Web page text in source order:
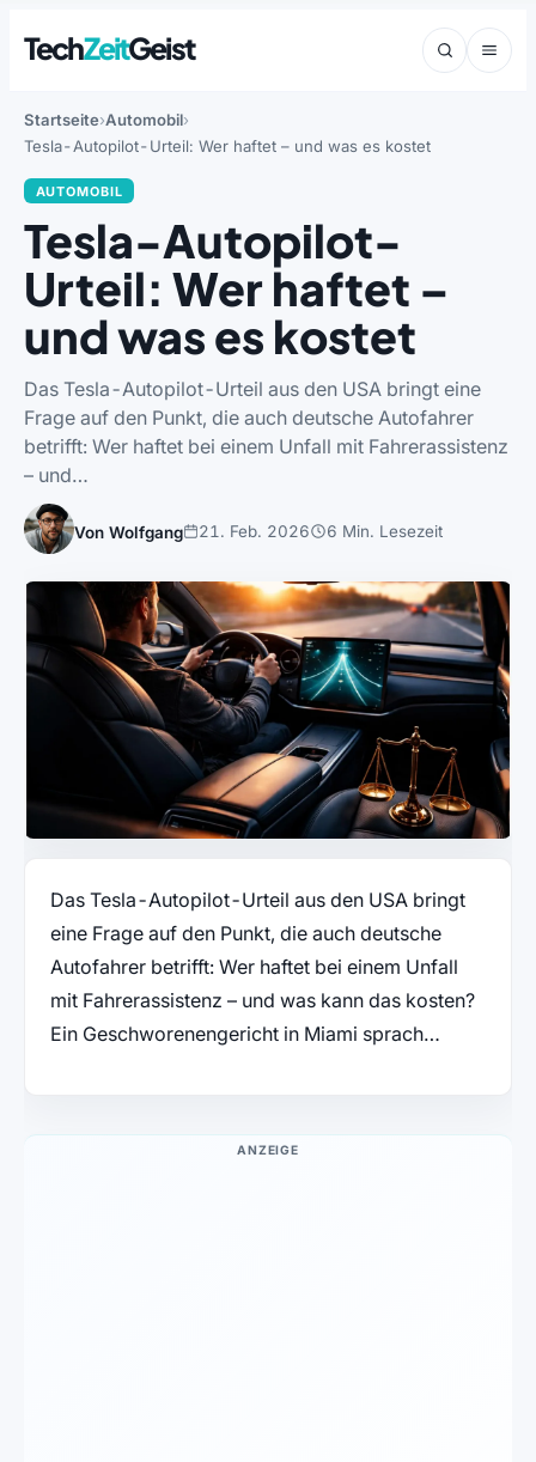
TechZeitGeist
Startseite Automobil
Tesla-Autopilot-Urteil: Wer haftet – und was es kostet
AUTOMOBIL
Tesla-Autopilot-
Urteil: Wer haftet –
und was es kostet
Das Tesla-Autopilot-Urteil aus den USA bringt eine
Frage auf den Punkt, die auch deutsche Autofahrer
betrifft: Wer haftet bei einem Unfall mit Fahrerassistenz
– und…
Von Wolfgang 21. Feb. 2026 6 Min. Lesezeit
Das Tesla-Autopilot-Urteil aus den USA bringt
eine Frage auf den Punkt, die auch deutsche
Autofahrer betrifft: Wer haftet bei einem Unfall
mit Fahrerassistenz – und was kann das kosten?
Ein Geschworenengericht in Miami sprach…
ANZEIGE